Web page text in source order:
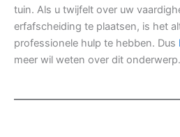
tuin. Als u twijfelt over uw
erfafscheiding te plaatsen, is het
professionele hulp te hebben. Dus
meer wil weten over dit onderwerp.